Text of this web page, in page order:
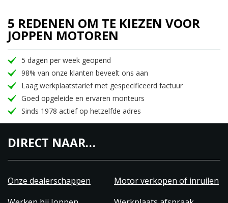
5 REDENEN OM TE KIEZEN VOOR
JOPPEN MOTOREN
5 dagen per week geopend
98% van onze klanten beveelt ons aan
Laag werkplaatstarief met gespecificeerd factuur
Goed opgeleide en ervaren monteurs
Sinds 1978 actief op hetzelfde adres
DIRECT NAAR…
Onze dealerschappen
Motor verkopen of inruilen